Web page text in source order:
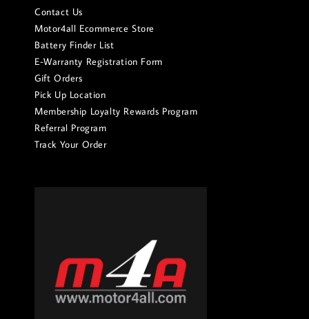
Contact Us
Motor4all Ecommerce Store
Battery Finder List
E-Warranty Registration Form
Gift Orders
Pick Up Location
Membership Loyalty Rewards Program
Referral Program
Track Your Order